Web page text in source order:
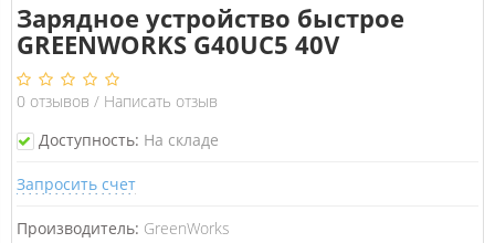
Зарядное устройство быстрое
GREENWORKS G40UC5 40V
0 отзывов / Написать отзыв
Доступность: На складе
Запросить счет
Производитель: GreenWorks